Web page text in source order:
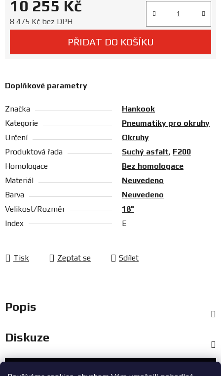
10 255 Kč
8 475 Kč bez DPH
PŘIDAT DO KOŠÍKU
Doplňkové parametry
Značka
Hankook
Kategorie
Pneumatiky pro okruhy
Určení
Okruhy
Produktová řada
Suchý asfalt, F200
Homologace
Bez homologace
Materiál
Neuvedeno
Barva
Neuvedeno
Velikost/Rozměr
18"
Index
E
Tisk Zeptat se Sdílet
Popis
Diskuze